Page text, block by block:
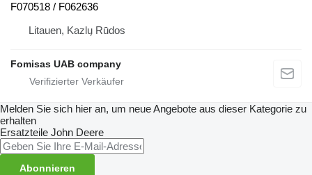
F070518 / F062636
Litauen, Kazlų Rūdos
Fomisas UAB company
Melden Sie sich hier an, um neue Angebote aus dieser Kategorie zu
erhalten
Ersatzteile John Deere
Abonnieren